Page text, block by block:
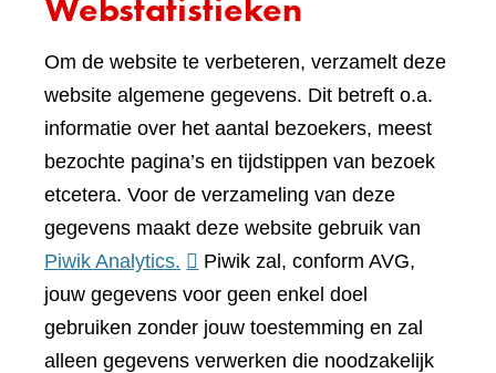
Webstatistieken
Om de website te verbeteren, verzamelt deze
website algemene gegevens. Dit betreft o.a.
informatie over het aantal bezoekers, meest
bezochte pagina’s en tijdstippen van bezoek
etcetera. Voor de verzameling van deze
gegevens maakt deze website gebruik van
Piwik Analytics. (verwijst
naar
een
andere
Piwik zal, conform AVG,
jouw gegevens voor geen enkel doel
gebruiken zonder jouw toestemming en zal
alleen gegevens verwerken die noodzakelijk